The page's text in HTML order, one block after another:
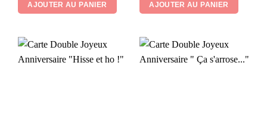
AJOUTER AU PANIER AJOUTER AU PANIER